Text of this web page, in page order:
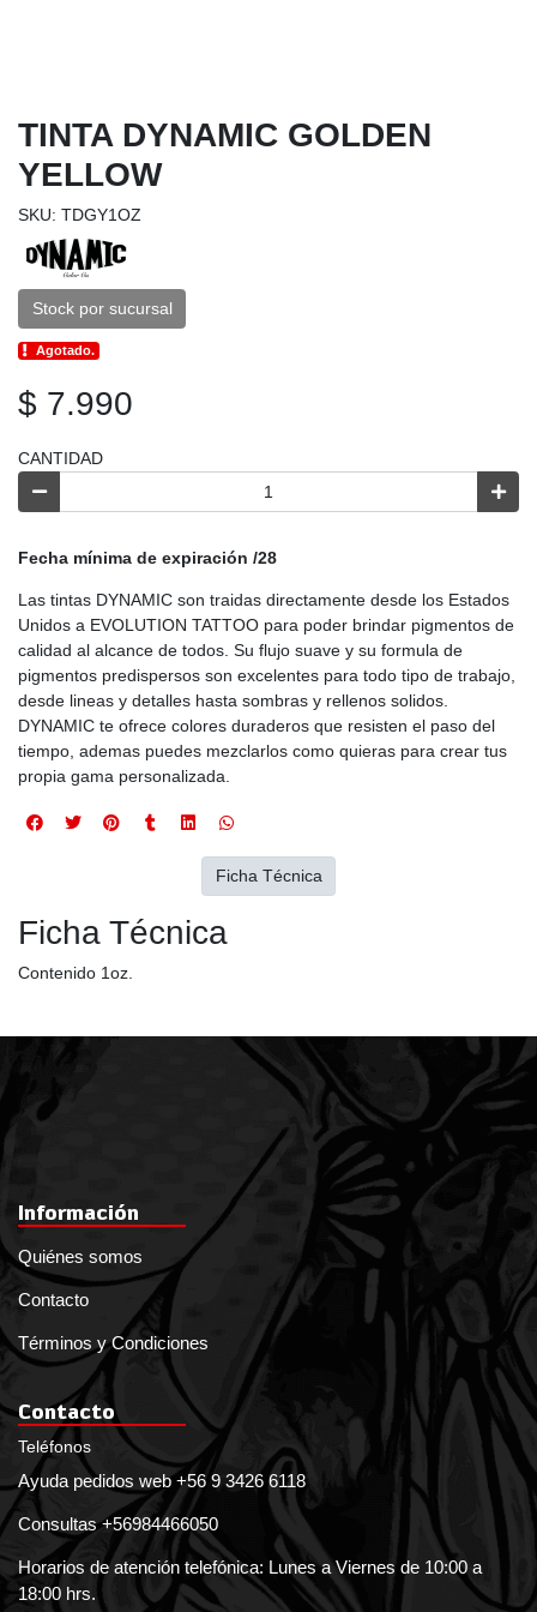
TINTA DYNAMIC GOLDEN
YELLOW
SKU: TDGY1OZ
Stock por sucursal
Agotado.
$ 7.990
CANTIDAD
Fecha mínima de expiración /28
Las tintas DYNAMIC son traidas directamente desde los Estados
Unidos a EVOLUTION TATTOO para poder brindar pigmentos de
calidad al alcance de todos. Su flujo suave y su formula de
pigmentos predispersos son excelentes para todo tipo de trabajo,
desde lineas y detalles hasta sombras y rellenos solidos.
DYNAMIC te ofrece colores duraderos que resisten el paso del
tiempo, ademas puedes mezclarlos como quieras para crear tus
propia gama personalizada.
Ficha Técnica
Contenido 1oz.
Ficha Técnica
Información
Quiénes somos
Contacto
Términos y Condiciones
Contacto
Teléfonos
Ayuda pedidos web +56 9 3426 6118
Consultas +56984466050
Horarios de atención telefónica: Lunes a Viernes de 10:00 a
18:00 hrs.